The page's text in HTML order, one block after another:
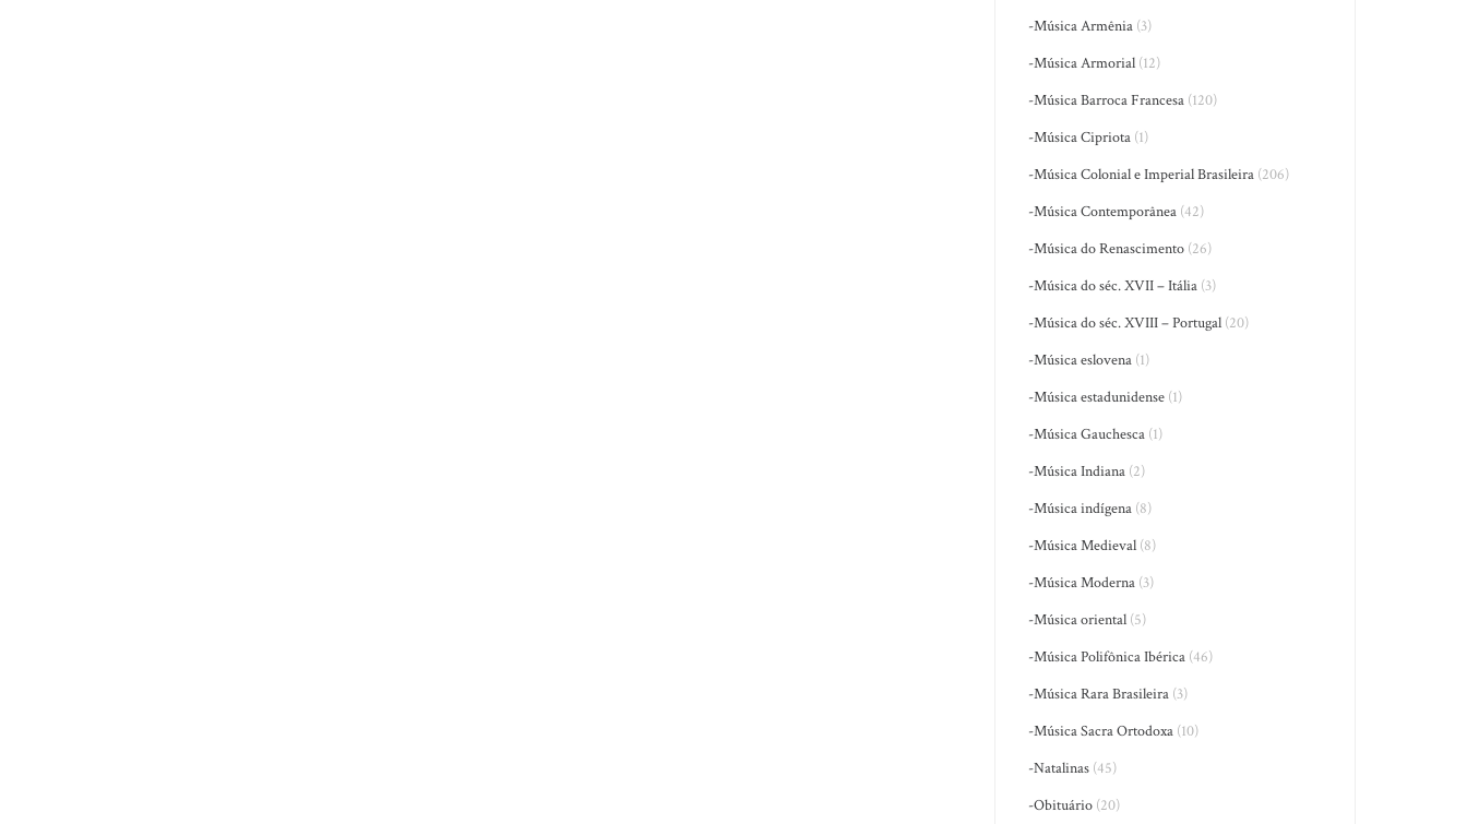
-Música Armênia (3)
-Música Armorial (12)
-Música Barroca Francesa (120)
-Música Cipriota (1)
-Música Colonial e Imperial Brasileira (206)
-Música Contemporânea (42)
-Música do Renascimento (26)
-Música do séc. XVII – Itália (3)
-Música do séc. XVIII – Portugal (20)
-Música eslovena (1)
-Música estadunidense (1)
-Música Gauchesca (1)
-Música Indiana (2)
-Música indígena (8)
-Música Medieval (8)
-Música Moderna (3)
-Música oriental (5)
-Música Polifônica Ibérica (46)
-Música Rara Brasileira (3)
-Música Sacra Ortodoxa (10)
-Natalinas (45)
-Obituário (20)